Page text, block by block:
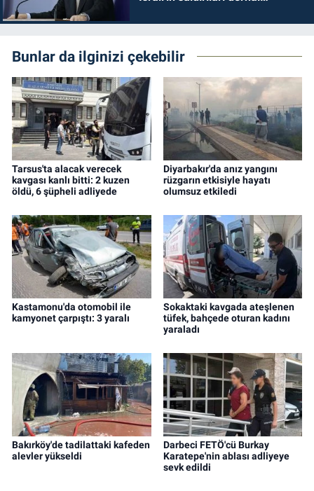
Bunlar da ilginizi çekebilir
Tarsus'ta alacak verecek
kavgası kanlı bitti: 2 kuzen
öldü, 6 şüpheli adliyede
Diyarbakır'da anız yangını
rüzgarın etkisiyle hayatı
olumsuz etkiledi
Kastamonu'da otomobil ile
kamyonet çarpıştı: 3 yaralı
Sokaktaki kavgada ateşlenen
tüfek, bahçede oturan kadını
yaraladı
Bakırköy'de tadilattaki kafeden
alevler yükseldi
Darbeci FETÖ'cü Burkay
Karatepe'nin ablası adliyeye
sevk edildi